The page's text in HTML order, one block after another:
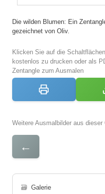
Die wilden Blumen: Ein
gezeichnet von Oliv.
Klicken Sie auf die
kostenlos zu drucken oder als
Zentangle zum Ausmalen
Weitere Ausmalbilder aus
←
🗃 Galerie